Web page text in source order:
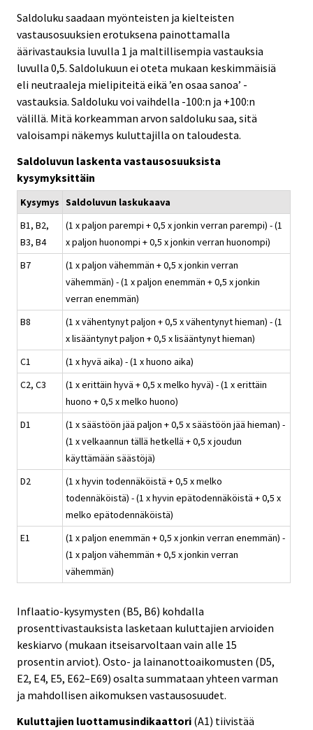
Saldoluku saadaan myönteisten ja kielteisten
vastausosuuksien erotuksena painottamalla
äärivastauksia luvulla 1 ja maltillisempia vastauksia
luvulla 0,5. Saldolukuun ei oteta mukaan keskimmäisiä
eli neutraaleja mielipiteitä eikä ’en osaa sanoa’ -
vastauksia. Saldoluku voi vaihdella -100:n ja +100:n
välillä. Mitä korkeamman arvon saldoluku saa, sitä
valoisampi näkemys kuluttajilla on taloudesta.
Saldoluvun laskenta vastausosuuksista
kysymyksittäin
Kysymys Saldoluvun laskukaava
B1, B2,
B3, B4
(1 x paljon parempi + 0,5 x jonkin verran parempi) - (1
x paljon huonompi + 0,5 x jonkin verran huonompi)
B7
(1 x paljon vähemmän + 0,5 x jonkin verran
vähemmän) - (1 x paljon enemmän + 0,5 x jonkin
verran enemmän)
B8
(1 x vähentynyt paljon + 0,5 x vähentynyt hieman) - (1
x lisääntynyt paljon + 0,5 x lisääntynyt hieman)
C1
(1 x hyvä aika) - (1 x huono aika)
C2, C3
(1 x erittäin hyvä + 0,5 x melko hyvä) - (1 x erittäin
huono + 0,5 x melko huono)
D1
(1 x säästöön jää paljon + 0,5 x säästöön jää hieman) -
(1 x velkaannun tällä hetkellä + 0,5 x joudun
käyttämään säästöjä)
D2
(1 x hyvin todennäköistä + 0,5 x melko
todennäköistä) - (1 x hyvin epätodennäköistä + 0,5 x
melko epätodennäköistä)
E1
(1 x paljon enemmän + 0,5 x jonkin verran enemmän) -
(1 x paljon vähemmän + 0,5 x jonkin verran
vähemmän)
Inflaatio-kysymysten (B5, B6) kohdalla
prosenttivastauksista lasketaan kuluttajien arvioiden
keskiarvo (mukaan itseisarvoltaan vain alle 15
prosentin arviot). Osto- ja lainanottoaikomusten (D5,
E2, E4, E5, E62–E69) osalta summataan yhteen varman
ja mahdollisen aikomuksen vastausosuudet.
Kuluttajien luottamusindikaattori (A1) tiivistää